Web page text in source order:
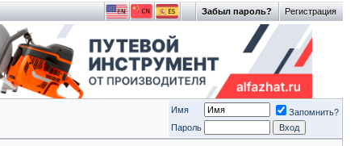
Регистрация
Забыл пароль?
Имя
Запомнить?
Пароль